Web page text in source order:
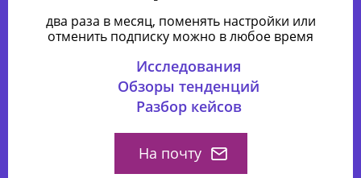
два раза в месяц, поменять настройки или
отменить подписку можно в любое время
Исследования
Обзоры тенденций
Разбор кейсов
На почту